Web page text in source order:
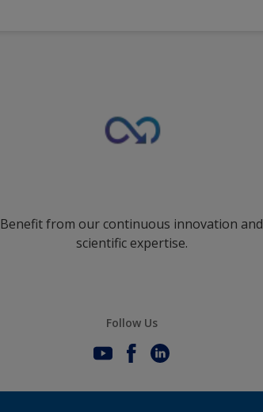
Benefit from our continuous innovation and
scientific expertise.
Follow Us